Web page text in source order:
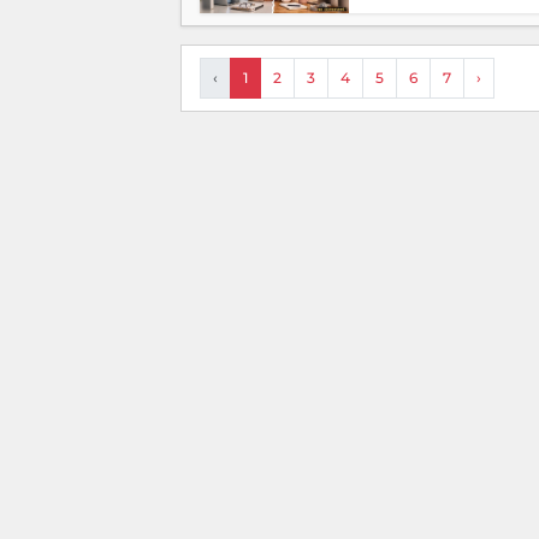
‹ 1 2 3 4 5 6 7 ›